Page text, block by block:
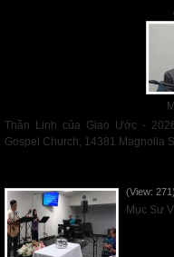
Thần Linh của Giao Ước -
Gospel Church, 14381 Magnolia
(View: 271)
Mục Sư